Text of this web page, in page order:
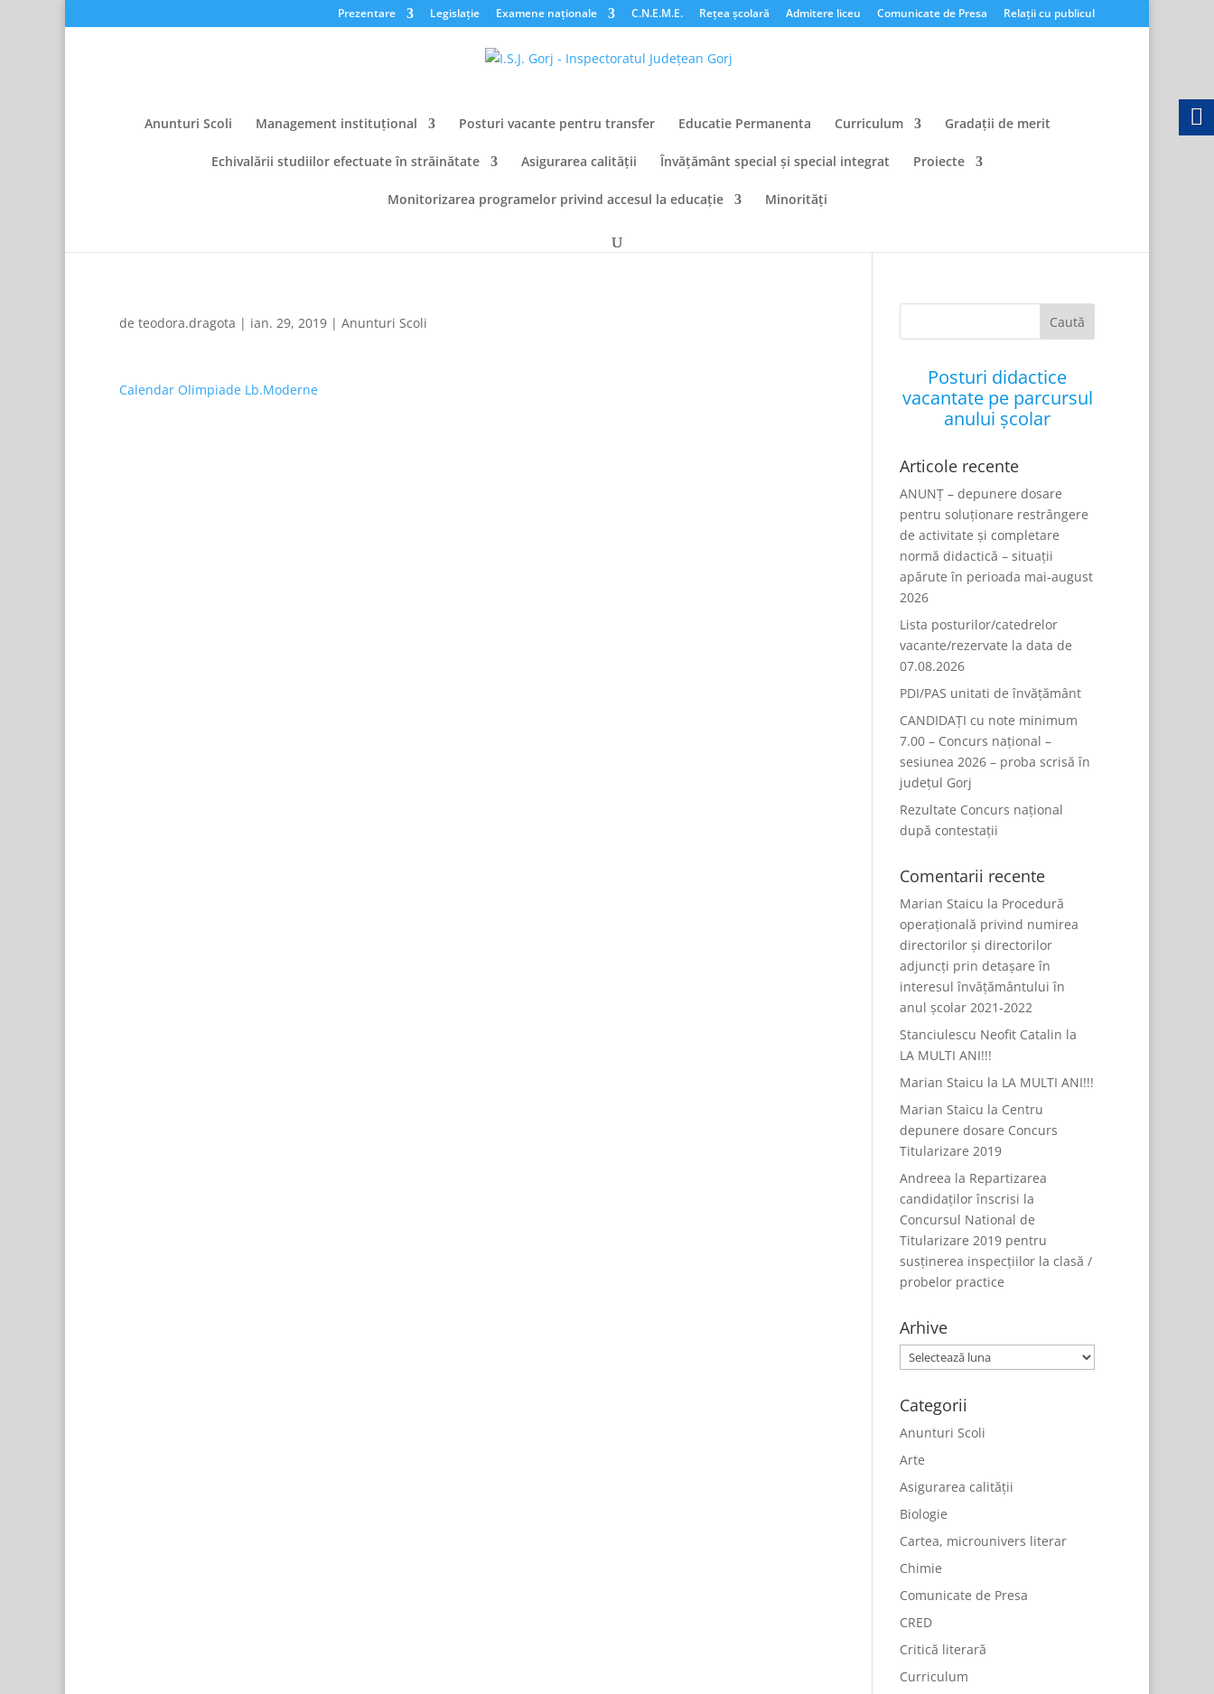
Prezentare Legislație Examene naționale C.N.E.M.E. Rețea școlară Admitere liceu Comunicate de Presa Relații cu publicul
Anunturi Scoli Management instituțional Posturi vacante pentru transfer Educatie Permanenta Curriculum Gradații de merit
Echivalării studiilor efectuate în străinătate Asigurarea calității Învățământ special și special integrat Proiecte
Monitorizarea programelor privind accesul la educație Minorități
de teodora.dragota | ian. 29, 2019 | Anunturi Scoli
Calendar Olimpiade Lb.Moderne
Posturi didactice
vacantate pe parcursul
anului școlar
Articole recente
ANUNȚ – depunere dosare
pentru soluționare restrângere
de activitate și completare
normă didactică – situații
apărute în perioada mai-august
2026
Lista posturilor/catedrelor
vacante/rezervate la data de
07.08.2026
PDI/PAS unitati de învățământ
CANDIDAȚI cu note minimum
7.00 – Concurs național –
sesiunea 2026 – proba scrisă în
județul Gorj
Rezultate Concurs național
după contestații
Comentarii recente
Marian Staicu la Procedură
operațională privind numirea
directorilor și directorilor
adjuncți prin detașare în
interesul învățământului în
anul școlar 2021-2022
Stanciulescu Neofit Catalin la
LA MULTI ANI!!!
Marian Staicu la LA MULTI ANI!!!
Marian Staicu la Centru
depunere dosare Concurs
Titularizare 2019
Andreea la Repartizarea
candidaților înscrisi la
Concursul National de
Titularizare 2019 pentru
susținerea inspecțiilor la clasă /
probelor practice
Arhive
Arhive
Categorii
Anunturi Scoli
Arte
Asigurarea calității
Biologie
Cartea, microunivers literar
Chimie
Comunicate de Presa
CRED
Critică literară
Curriculum